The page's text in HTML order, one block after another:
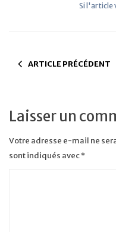
Si l'article
ARTICLE PRÉCÉDENT
Laisser un
Votre adresse e-mail ne
sont indiqués avec*